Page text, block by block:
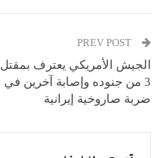
الجيش الأمريكي يعترف بمقتل
3 من جنوده وإصابة آخرين في
ضربة صاروخية إيرانية